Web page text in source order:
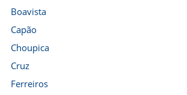
Boavista
Capão
Choupica
Cruz
Ferreiros